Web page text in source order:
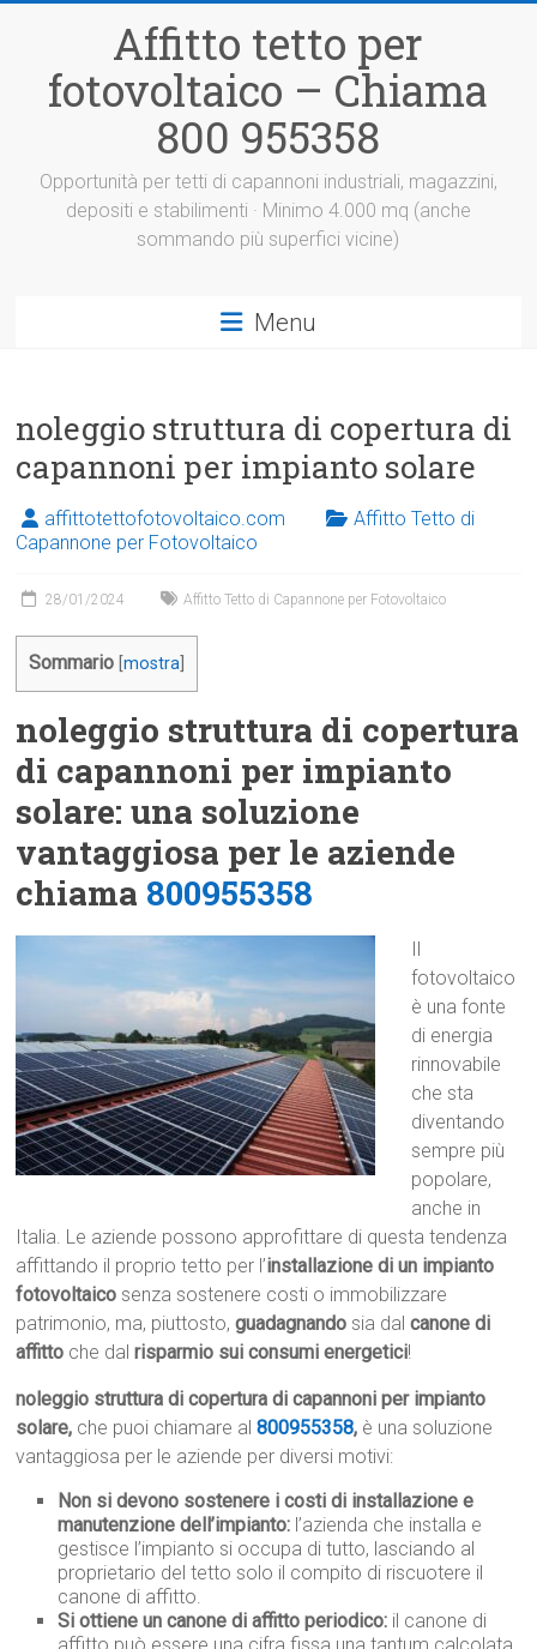
Affitto tetto per
fotovoltaico – Chiama
800 955358
Opportunità per tetti di capannoni industriali, magazzini,
depositi e stabilimenti · Minimo 4.000 mq (anche
sommando più superfici vicine)
Menu
noleggio struttura di copertura di
capannoni per impianto solare
affittotettofotovoltaico.com
Affitto Tetto di
Capannone per Fotovoltaico
28/01/2024 Affitto Tetto di Capannone per Fotovoltaico
Sommario [mostra
noleggio struttura di copertura
di capannoni per impianto
solare: una soluzione
vantaggiosa per le aziende
chiama 800955358
fotovoltaico
è una fonte
di energia
rinnovabile
che sta
diventando
sempre più
popolare,
anche in
Italia. Le aziende possono approfittare di questa tendenza
affittando il proprio tetto per l’installazione di un impianto
fotovoltaico senza sostenere costi o immobilizzare
patrimonio, ma, piuttosto,guadagnando sia dalcanone di
affitto che dalrisparmio sui consumi energetici!
noleggio struttura di copertura di capannoni per impianto
solare, che puoi chiamare al800955358, è una soluzione
vantaggiosa per le aziende per diversi motivi:
Non si devono sostenere i costi di installazione e
manutenzione dell’impianto: l’azienda che installa e
gestisce l’impianto si occupa di tutto, lasciando al
proprietario del tetto solo il compito di riscuotere il
canone di affitto.
Si ottiene un canone di affitto periodico: il canone di